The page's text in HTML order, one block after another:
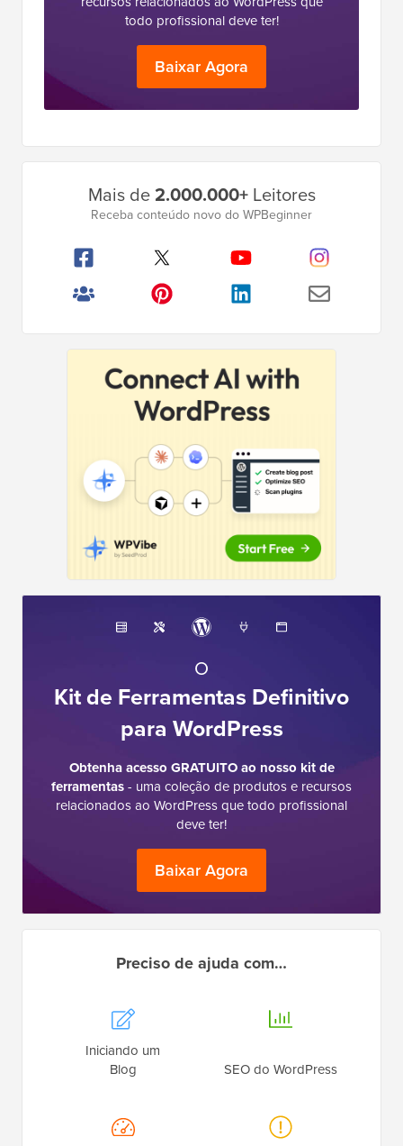
todo profissional deve ter!
Baixar Agora
Mais de2.000.000+Leitores
Receba conteúdo novo do WPBeginner
O
Kit de Ferramentas Definitivo
para WordPress
Obtenha acesso GRATUITO ao nosso kit de
ferramentas- uma coleção de produtos e recursos
relacionados ao WordPress que todo profissional
deve ter!
Baixar Agora
Preciso de ajuda com…
Iniciando um
Blog
SEO do WordPress